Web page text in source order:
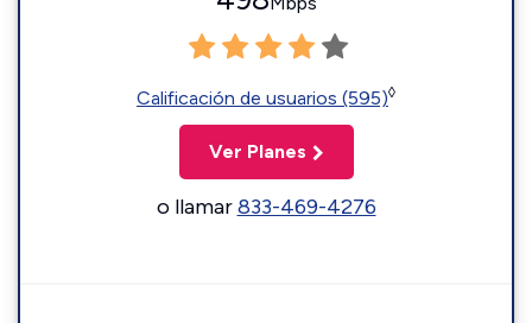
Calificación de usuarios (595)◊
Ver Planes
o llamar833-469-4276